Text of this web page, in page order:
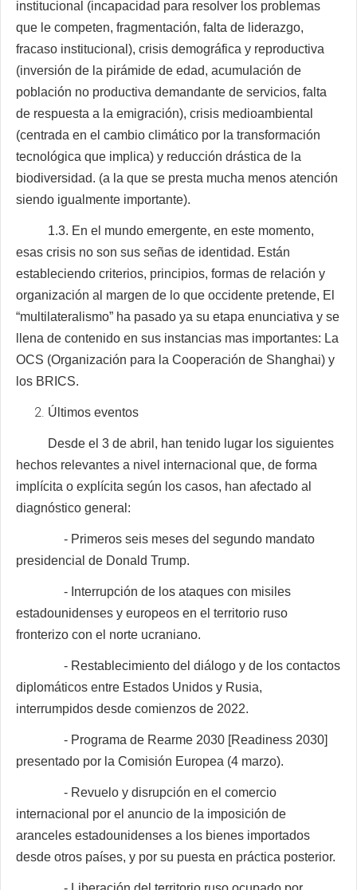
institucional (incapacidad para resolver los problemas
que le competen, fragmentación, falta de liderazgo,
fracaso institucional), crisis demográfica y reproductiva
(inversión de la pirámide de edad, acumulación de
población no productiva demandante de servicios, falta
de respuesta a la emigración), crisis medioambiental
(centrada en el cambio climático por la transformación
tecnológica que implica) y reducción drástica de la
biodiversidad. (a la que se presta mucha menos atención
siendo igualmente importante).
1.3. En el mundo emergente, en este momento,
esas crisis no son sus señas de identidad. Están
estableciendo criterios, principios, formas de relación y
organización al margen de lo que occidente pretende, El
“multilateralismo” ha pasado ya su etapa enunciativa y se
llena de contenido en sus instancias mas importantes: La
OCS (Organización para la Cooperación de Shanghai) y
los BRICS.
Últimos eventos
Desde el 3 de abril, han tenido lugar los siguientes
hechos relevantes a nivel internacional que, de forma
implícita o explícita según los casos, han afectado al
diagnóstico general:
- Primeros seis meses del segundo mandato
presidencial de Donald Trump.
- Interrupción de los ataques con misiles
estadounidenses y europeos en el territorio ruso
fronterizo con el norte ucraniano.
- Restablecimiento del diálogo y de los contactos
diplomáticos entre Estados Unidos y Rusia,
interrumpidos desde comienzos de 2022.
- Programa de Rearme 2030 [Readiness 2030]
presentado por la Comisión Europea (4 marzo).
- Revuelo y disrupción en el comercio
internacional por el anuncio de la imposición de
aranceles estadounidenses a los bienes importados
desde otros países, y por su puesta en práctica posterior.